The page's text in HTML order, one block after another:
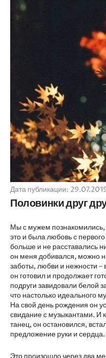
Дата публикации:
Половинки друг
Мы с мужем познакомились,
это и была любовь с
больше и не расставались
он меня добивался, можно
заботы, любви и нежности –
он готовил и продолжает
подруги завидовали белой
что настолько идеального
На свой день рождения он
свидание с музыкантами. И
танец, он остановился,
предложение руки и